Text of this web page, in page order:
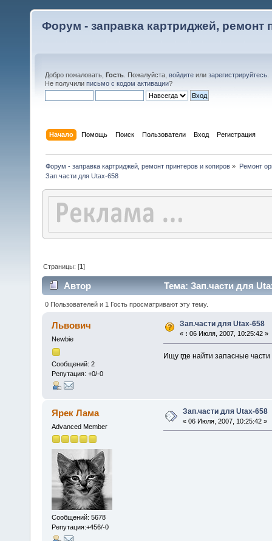
Форум - заправка картриджей, ремонт
Добро пожаловать, Гость . Пожалуйста, войдите или зарегистрируйтесь
Не получили письмо с кодом активации?
Начало Помощь Поиск Пользователи Вход Регистрация
Форум - заправка картриджей, ремонт принтеров и копиров » Ремонт
Зап.части для Utax-658
Страницы: [1]
Автор Тема: Зап.части для
0 Пользователей и 1 Гость просматривают эту тему.
Львович
Newbie
Сообщений: 2
Репутация: +0/-0
Зап.части для Utax-658
« : 06 Июля, 2007, 10:25:42 »
Ищу где найти запасные
Ярек Лама
Advanced Member
Сообщений: 5678
Репутация:+456/-0
Зап.части для Utax-658
« 06 Июля, 2007, 10:25:42 »